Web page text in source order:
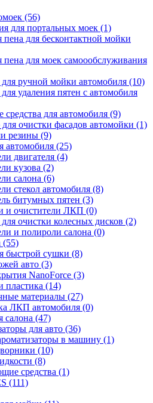
(56)
для портальных моек (1)
пена для бесконтактной мойки
пена для моек самоообслуживания
для ручной мойки автомобиля (10)
удаления пятен с автомобиля
средства для автомобиля (9)
очистки фасадов автомойки (1)
резины (9)
автомобиля (25)
двигателя (4)
кузова (2)
салона (6)
стекол автомобиля (8)
битумных пятен (3)
и очистители ЛКП (0)
очистки колесных дисков (2)
и полироли салона (0)
(55)
быстрой сушки (8)
авто (3)
NanoForce (3)
пластика (14)
материалы (27)
ЛКП автомобиля (0)
салона (47)
для авто (36)
в машину (1)
(10)
(8)
средства (1)
(111)